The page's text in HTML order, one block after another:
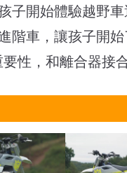
子開始體驗越野
階車，讓孩子開
性，和離合器接合